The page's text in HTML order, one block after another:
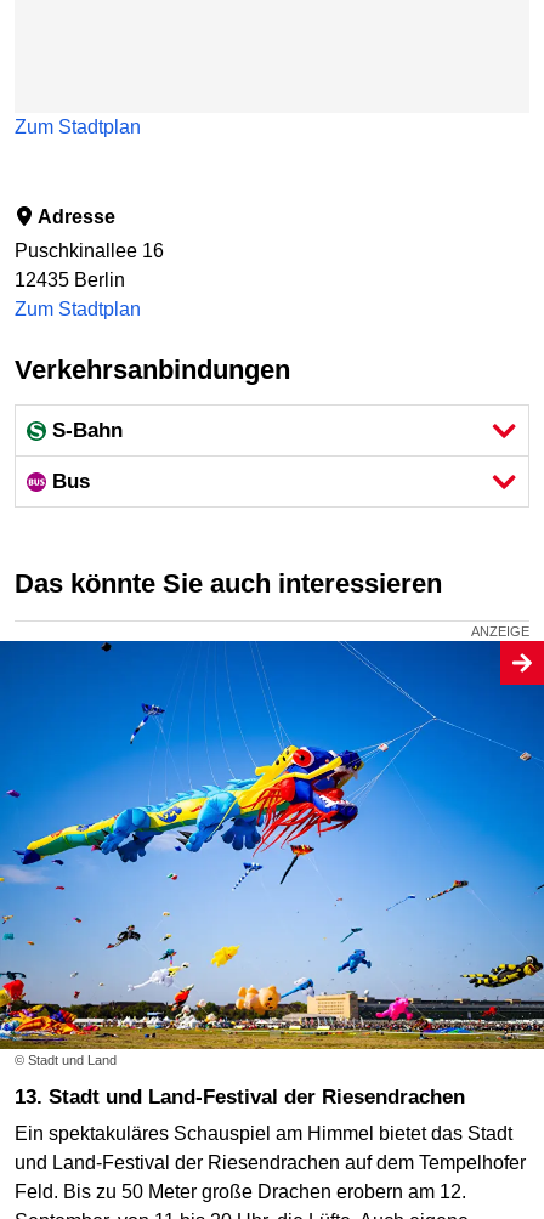
Zum Stadtplan
Adresse
Puschkinallee 16
12435 Berlin
Zum Stadtplan
Verkehrsanbindungen
S-Bahn
Bus
Das könnte Sie auch interessieren
© Stadt und Land
13. Stadt und Land-Festival der Riesendrachen
Ein spektakuläres Schauspiel am Himmel bietet das Stadt
und Land-Festival der Riesendrachen auf dem Tempelhofer
Feld. Bis zu 50 Meter große Drachen erobern am 12.